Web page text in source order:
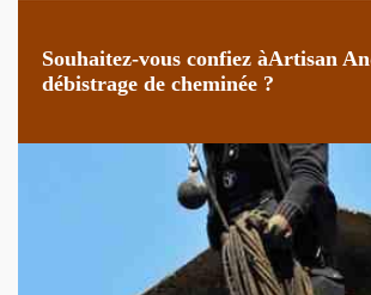
Souhaitez-vous confiez àArtisan
débistrage de cheminée ?